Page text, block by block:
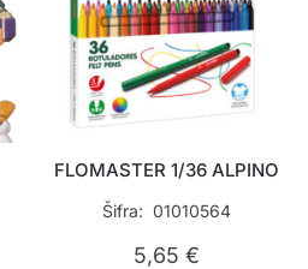
FLOMASTER 1/36 ALPINO
Šifra: 01010564
5,65€